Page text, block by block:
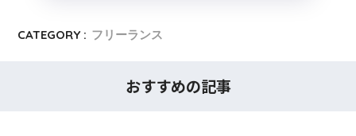
CATEGORY : フリーランス
おすすめの記事